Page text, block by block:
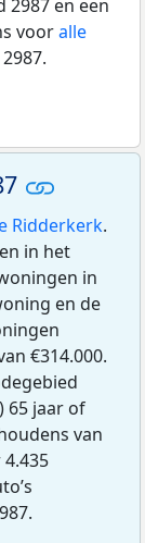
en een
vooralle
Ridderkerk.
in het
in
en de
€314.000.
65 jaar of
van